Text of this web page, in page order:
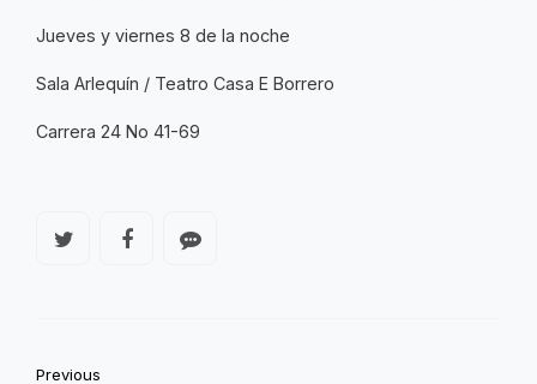
Jueves y viernes 8 de la noche
Sala Arlequín / Teatro Casa E Borrero
Carrera 24 No 41-69
Previous